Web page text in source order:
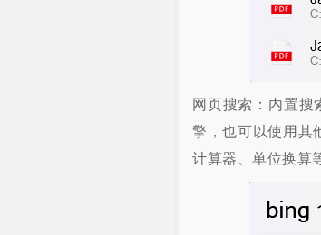
网页搜索：内置搜
擎，也可以使用其
计算器、单位换算